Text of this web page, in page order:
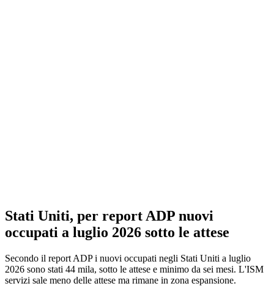
Stati Uniti, per report ADP nuovi
occupati a luglio 2026 sotto le attese
Secondo il report ADP i nuovi occupati negli Stati Uniti a luglio
2026 sono stati 44 mila, sotto le attese e minimo da sei mesi. L'ISM
servizi sale meno delle attese ma rimane in zona espansione.